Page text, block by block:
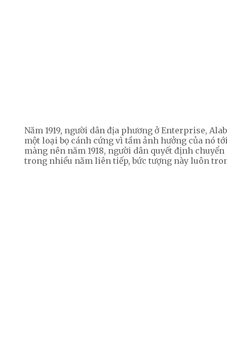
Năm 1919, người dân địa phương ở Enterprise,
một loại bọ cánh cứng vì tầm ảnh hưởng của nó
màng nên năm 1918, người dân quyết định
trong nhiều năm liên tiếp, bức tượng này luôn